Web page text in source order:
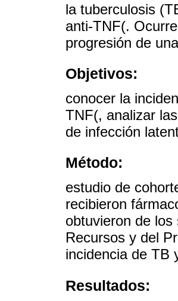
la tuberculosis
anti-TNF(.
progresión de
Objetivos:
conocer la
TNF(, analizar
de infección
Método:
estudio de
recibieron
obtuvieron de
Recursos y del
incidencia de TB
Resultados: